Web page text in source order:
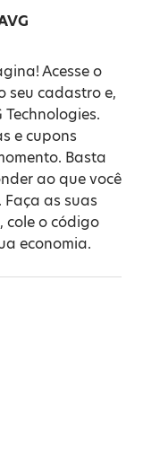
Acesse o
seu cadastro e,
e cupons
Basta
ao que você
as suas
cole o código
economia.